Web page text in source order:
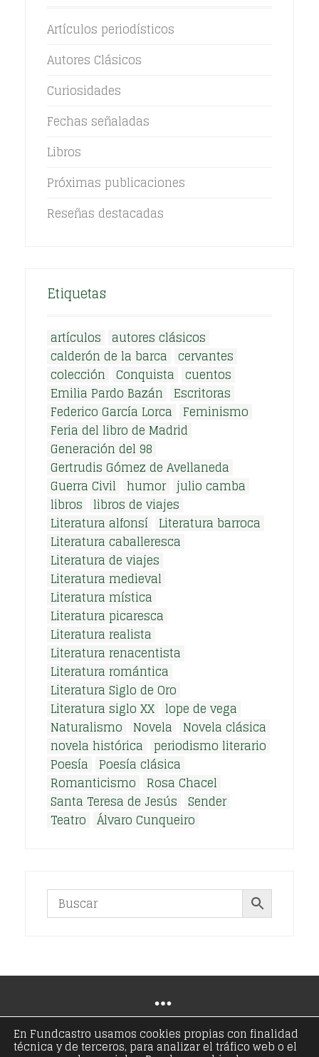
Artículos periodísticos
Autores Clásicos
Curiosidades
Fechas señaladas
Libros
Próximas publicaciones
Reseñas destacadas
Etiquetas
artículos
autores clásicos
calderón de la barca cervantes
colección Conquista cuentos
Emilia Pardo Bazán
Escritoras
Federico García Lorca
Feminismo
Feria del libro de Madrid
Generación del 98
Gertrudis Gómez de Avellaneda
Guerra Civil humor julio camba
libros libros de viajes
Literatura alfonsí Literatura barroca
Literatura caballeresca
Literatura de viajes
Literatura medieval
Literatura mística
Literatura picaresca
Literatura realista
Literatura renacentista
Literatura romántica
Literatura Siglo de Oro
Literatura siglo XX lope de vega
Naturalismo
Novela
Novela clásica
novela histórica periodismo literario
Poesía
Poesía clásica
Romanticismo
Rosa Chacel
Santa Teresa de Jesús Sender
Teatro Álvaro Cunqueiro
En Fundcastro usamos cookies propias con finalidad
técnica y de terceros, para analizar el tráfico web o el